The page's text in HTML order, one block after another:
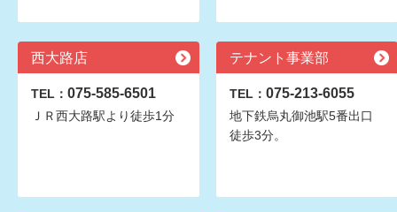
西大路店
TEL： 075-585-6501
ＪＲ西大路駅より徒歩1分
テナント事業部
TEL： 075-213-6055
地下鉄烏丸御池駅5番出口
徒歩3分。